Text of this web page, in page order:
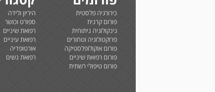
כירורגיה פלסטית
פורום קרנית
גינקולוגיה ניתוחית
פרוקטולוגיה וטחורים
פורום אוקולופלסטיקה
פורום רפואת שיניים
פורום טיפולי רשתית
היריון ולידה
ספורט וכושר
רפואת שיניים
רפואת עיניים
אורטופדיה
רפואת נשים